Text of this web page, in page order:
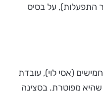
התפעלות), על בסיס
(אסי לוי), עובדת
מפוטרת. בסצינה